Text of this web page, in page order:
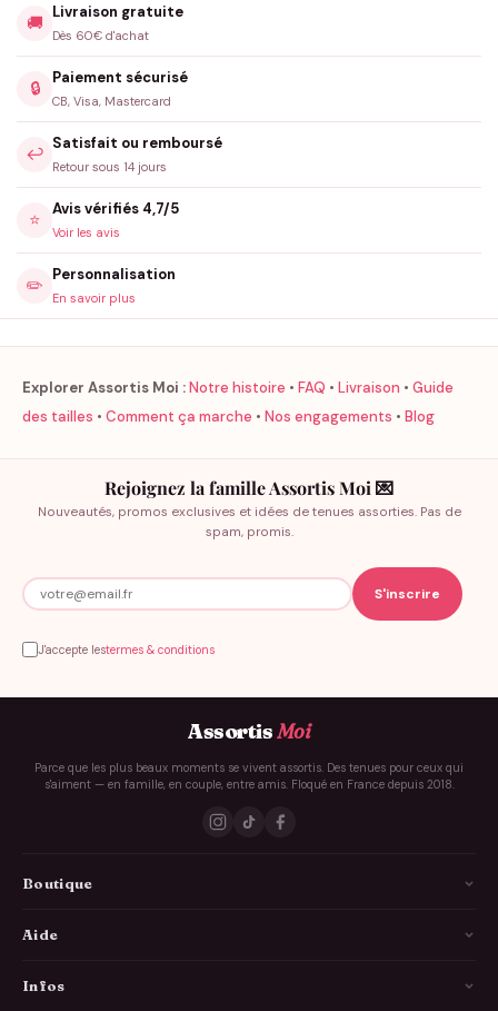
🚚
Livraison gratuite
Dès 60€ d'achat
🔒
Paiement sécurisé
CB, Visa, Mastercard
↩️
Satisfait ou remboursé
Retour sous 14 jours
⭐
Avis vérifiés 4,7/5
Voir les avis
✏️
Personnalisation
En savoir plus
Explorer Assortis Moi :Notre histoire • FAQ • Livraison • Guide
des tailles • Comment ça marche • Nos engagements • Blog
Rejoignez la famille Assortis Moi 💌
Nouveautés, promos exclusives et idées de tenues assorties. Pas de
spam, promis.
J'accepte lestermes & conditions
AssortisMoi
Parce que les plus beaux moments se vivent assortis. Des tenues pour ceux qui
s'aiment — en famille, en couple, entre amis. Floqué en France depuis 2018.
Boutique
Aide
Infos